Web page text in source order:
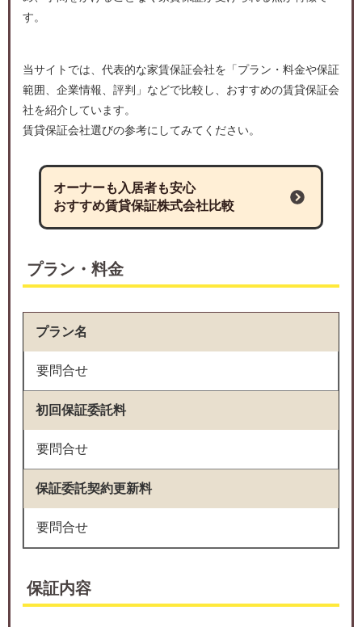
す。
当サイトでは、代表的な家賃保証会社を「プラン・料金や保証
範囲、企業情報、評判」などで比較し、おすすめの賃貸保証会
社を紹介しています。
賃貸保証会社選びの参考にしてみてください。
オーナーも入居者も安心
おすすめ賃貸保証株式会社比較
プラン・料金
プラン名
要問合せ
初回保証委託料
要問合せ
保証委託契約更新料
要問合せ
保証内容